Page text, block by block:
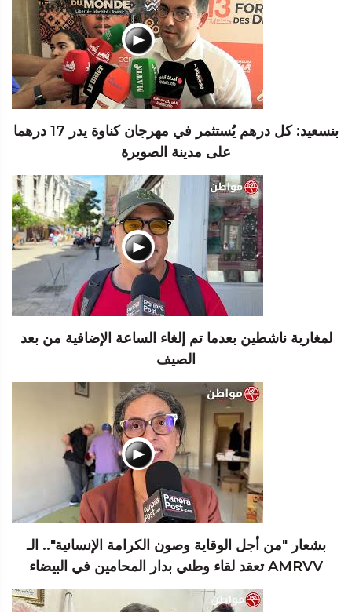
بنسعيد: كل درهم يُستثمر في مهرجان كناوة يدر 17 درهما
على مدينة الصويرة
لمغاربة ناشطين بعدما تم إلغاء الساعة الإضافية من بعد
الصيف
بشعار "من أجل الوقاية وصون الكرامة الإنسانية".. الـ
AMRVV تعقد لقاء وطني بدار المحامين في البيضاء